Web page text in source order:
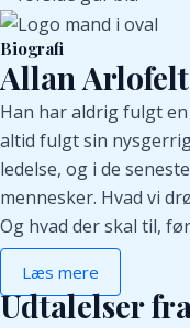
Biografi
Allan Arlofelt
Han har aldrig fulgt
altid fulgt sin
ledelse, og i de
mennesker. Hvad vi
Og hvad der skal til,
Læs mere
Udtalelser